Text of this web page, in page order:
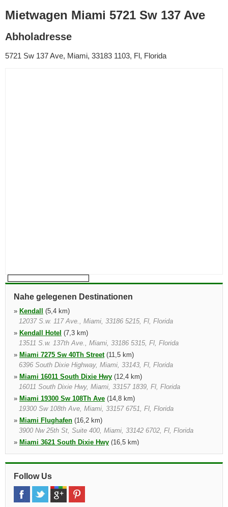
Mietwagen Miami 5721 Sw 137 Ave
Abholadresse
5721 Sw 137 Ave, Miami, 33183 1103, Fl, Florida
Nahe gelegenen Destinationen
» Kendall
(5,4 km)
12037 S.w. 117 Ave., Miami, 33186 5215, Fl, Florida
» Kendall Hotel (7,3 km)
13511 S.w. 137th Ave., Miami, 33186 5315, Fl, Florida
» Miami 7275 Sw 40Th Street(11,5 km)
6396 South Dixie Highway, Miami, 33143, Fl, Florida
» Miami 16011 South Dixie Hwy (12,4 km)
16011 South Dixie Hwy, Miami, 33157 1839, Fl, Florida
» Miami 19300 Sw 108Th Ave (14,8 km)
19300 Sw 108th Ave, Miami, 33157 6751, Fl, Florida
» Miami Flughafen (16,2 km)
3900 Nw 25th St, Suite 400, Miami, 33142 6702, Fl, Florida
» Miami 3621 South Dixie Hwy (16,5 km)
3621 South Dixie Hwy, Miami, 33133 4306, Fl, Florida
»Miami 3100 Nw 27Th Ave(20,3 km)
3011 Nw 36th St, Miami, 33142 5159, Fl, Florida
Follow Us